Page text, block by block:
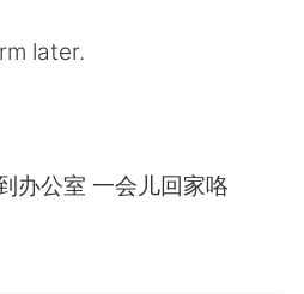
later.
办公室 一会儿回家咯